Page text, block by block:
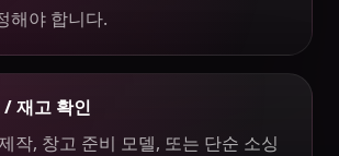
해야 합니다.
재고 확인
작, 창고 준비 모델, 또는 단순 소싱